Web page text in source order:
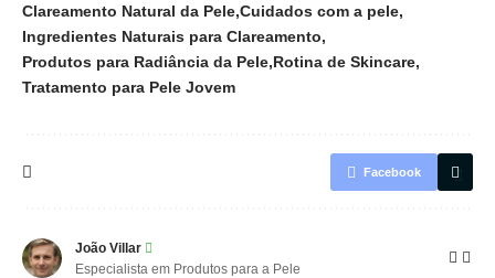
Clareamento Natural da Pele Cuidados com a pele
Ingredientes Naturais para Clareamento
Produtos para Radiância da Pele Rotina de Skincare
Tratamento para Pele Jovem
Facebook
João Villar
Especialista em Produtos para a Pele